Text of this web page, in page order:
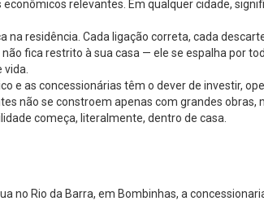
relevantes. Em qualquer cidade,
residência. Cada ligação correta, cada
fica restrito à sua casa — ele se espalha por
e as concessionárias têm o dever de investir,
não se constroem apenas com grandes
começa, literalmente, dentro de casa.
no Rio da Barra, em Bombinhas, a